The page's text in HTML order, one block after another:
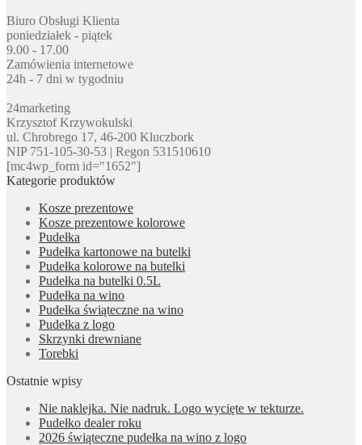
Biuro Obsługi Klienta
poniedziałek - piątek
9.00 - 17.00
Zamówienia internetowe
24h - 7 dni w tygodniu
24marketing
Krzysztof Krzywokulski
ul. Chrobrego 17, 46-200 Kluczbork
NIP 751-105-30-53 | Regon 531510610
[mc4wp_form id="1652"]
Kategorie produktów
Kosze prezentowe
Kosze prezentowe kolorowe
Pudełka
Pudełka kartonowe na butelki
Pudełka kolorowe na butelki
Pudełka na butelki 0.5L
Pudełka na wino
Pudełka świąteczne na wino
Pudełka z logo
Skrzynki drewniane
Torebki
Ostatnie wpisy
Nie naklejka. Nie nadruk. Logo wycięte w tekturze.
Pudełko dealer roku
2026 świąteczne pudełka na wino z logo